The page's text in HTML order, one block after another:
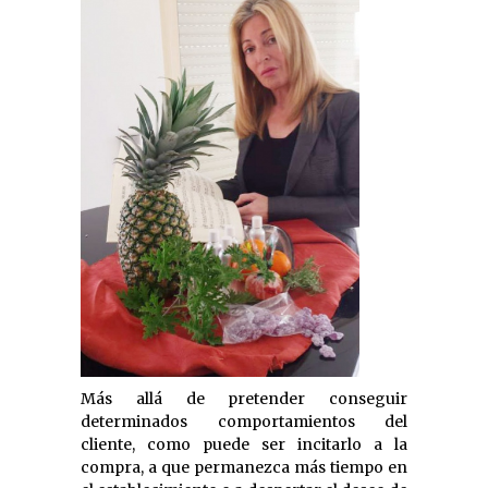
Más allá de pretender conseguir
determinados comportamientos del
cliente, como puede ser incitarlo a la
compra, a que permanezca más tiempo en